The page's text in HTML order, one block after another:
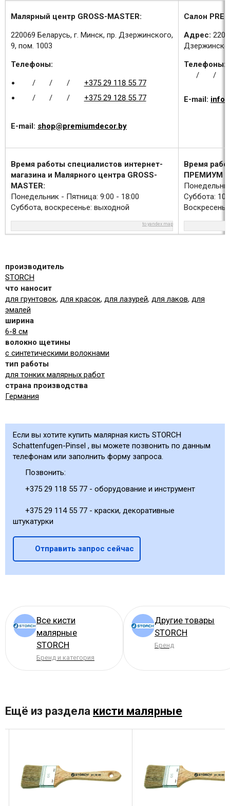
Малярный центр GROSS-MASTER:
220069 Беларусь, г. Минск, пр. Дзержинского,
9, пом. 1003
Телефоны:
/
/ /
+375 29 118 55 77
/
/ / +375 29 128 55 77
E-mail: shop@premiumdecor.by
Салон
Адрес:
Телефоны:
/
/
E-mail:
Время работы специалистов интернет-
магазина и Малярного центра GROSS-
MASTER:
Понедельник - Пятница: 9:00 - 18:00
Суббота, воскресенье: выходной
to yandex map
Время
ПРЕМИУМ
Суббота:
производитель
STORCH
что наносит
для грунтовок, для красок, для лазурей, для лаков, для
эмалей
ширина
6-8 см
волокно щетины
с синтетическими волокнами
тип работы
для тонких малярных работ
страна производства
Германия
Если вы хотите купить малярная кисть STORCH
Schattenfugen-Pinsel , вы можете позвонить по данным
телефонам или заполнить форму запроса.
Позвонить:
+375 29 118 55 77 - оборудование и инструмент
+375 29 114 55 77 - краски, декоративные
штукатурки
Отправить запрос сейчас
Все кисти
малярные
STORCH
Бренд и категория
Другие товары
STORCH
Бренд
Ещё из раздела кисти малярные